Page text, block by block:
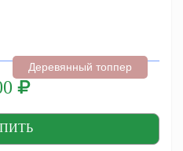
Деревянный топпер